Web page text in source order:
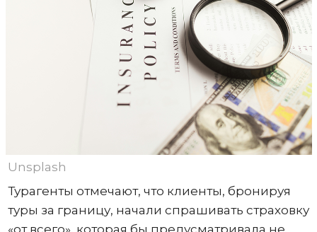
Unsplash
Турагенты отмечают, что клиенты, бронируя
туры за границу, начали спрашивать страховку